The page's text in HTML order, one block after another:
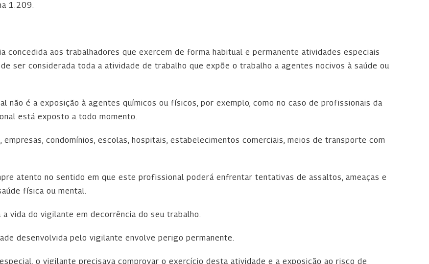
1.209.
concedida aos trabalhadores que exercem de forma habitual e permanente atividades especiais
ser considerada toda a atividade de trabalho que expõe o trabalho a agentes nocivos à saúde ou
não é a exposição à agentes químicos ou físicos, por exemplo, como no caso de profissionais da
está exposto a todo momento.
condomínios, escolas, hospitais, estabelecimentos comerciais, meios de transporte com
atento no sentido em que este profissional poderá enfrentar tentativas de assaltos, ameaças e
física ou mental.
vida do vigilante em decorrência do seu trabalho.
desenvolvida pelo vigilante envolve perigo permanente.
o vigilante precisava comprovar o exercício desta atividade e a exposição ao risco de